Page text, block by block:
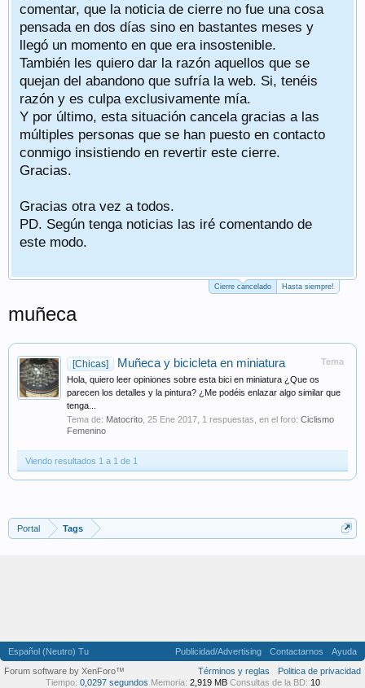
comentar, que la noticia de cierre no fue una cosa
pensada en dos días sino en bastantes meses y
llegó un momento en que era insostenible.
También les quiero dar la razón aquellos que se
quejan del abandono que sufría la web. Si, tenéis
razón y es culpa exclusivamente mía.
Y por último, esta situación cancela gracias a las
múltiples personas que se han puesto en contacto
conmigo insistiendo en revertir este cierre.
Gracias.
Gracias otra vez a todos.
PD. Según tenga noticias las iré comentando de
este modo.
Cierre cancelado Hasta siempre!
muñeca
Tema
[Chicas] Muñeca y bicicleta en miniatura
Hola, quiero leer opiniones sobre esta bici en miniatura ¿Que os
parecen los detalles y la pintura? ¿Me podéis enlazar algo similar que
tenga...
Tema de: Matocrito 25 Ene 2017 , 1 respuestas, en el foro: Ciclismo
Femenino
Viendo resultados 1 a 1 de 1
Portal Tags
Español (Neutro) Tu Publicidad/Advertising Contactarnos
Ayuda
Términos y reglas
Politica de privacidad
Forum software by XenForo™
Tiempo: 0,0297 segundos Memoria: 2,919 MB Consultas de la BD: 10